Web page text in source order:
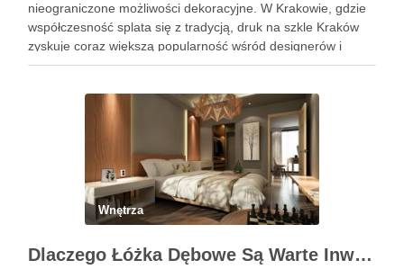
nieograniczone możliwości dekoracyjne. W Krakowie, gdzie
współczesność splata się z tradycją, druk na szkle Kraków
zyskuje coraz większą popularność wśród designerów i
właścicieli domów, pragnących wprowadzić do swoich
wykorzystać tę …
Wnętrza
Dlaczego Łóżka Dębowe Są Warte Inwestycji?